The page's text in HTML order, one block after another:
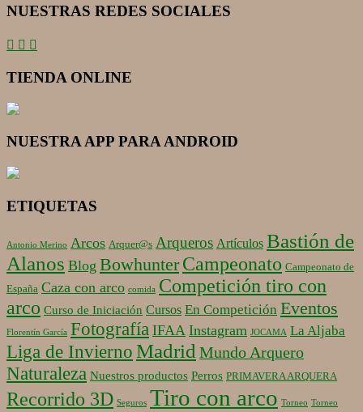
NUESTRAS REDES SOCIALES
TIENDA ONLINE
NUESTRA APP PARA ANDROID
ETIQUETAS
Antonio Merino Arcos Arquer@s Arqueros Artículos Bastión de
Alanos Blog Bowhunter Campeonato Campeonato de
España Caza con arco comida Competición tiro con
arco Curso de Iniciación Cursos En Competición Eventos
Florentín García Fotografía IFAA Instagram JOCAMA La Aljaba
Liga de Invierno Madrid Mundo Arquero
Naturaleza Nuestros productos Perros PRIMAVERA ARQUERA
Recorrido 3D Seguros Tiro con arco Torneo Torneo